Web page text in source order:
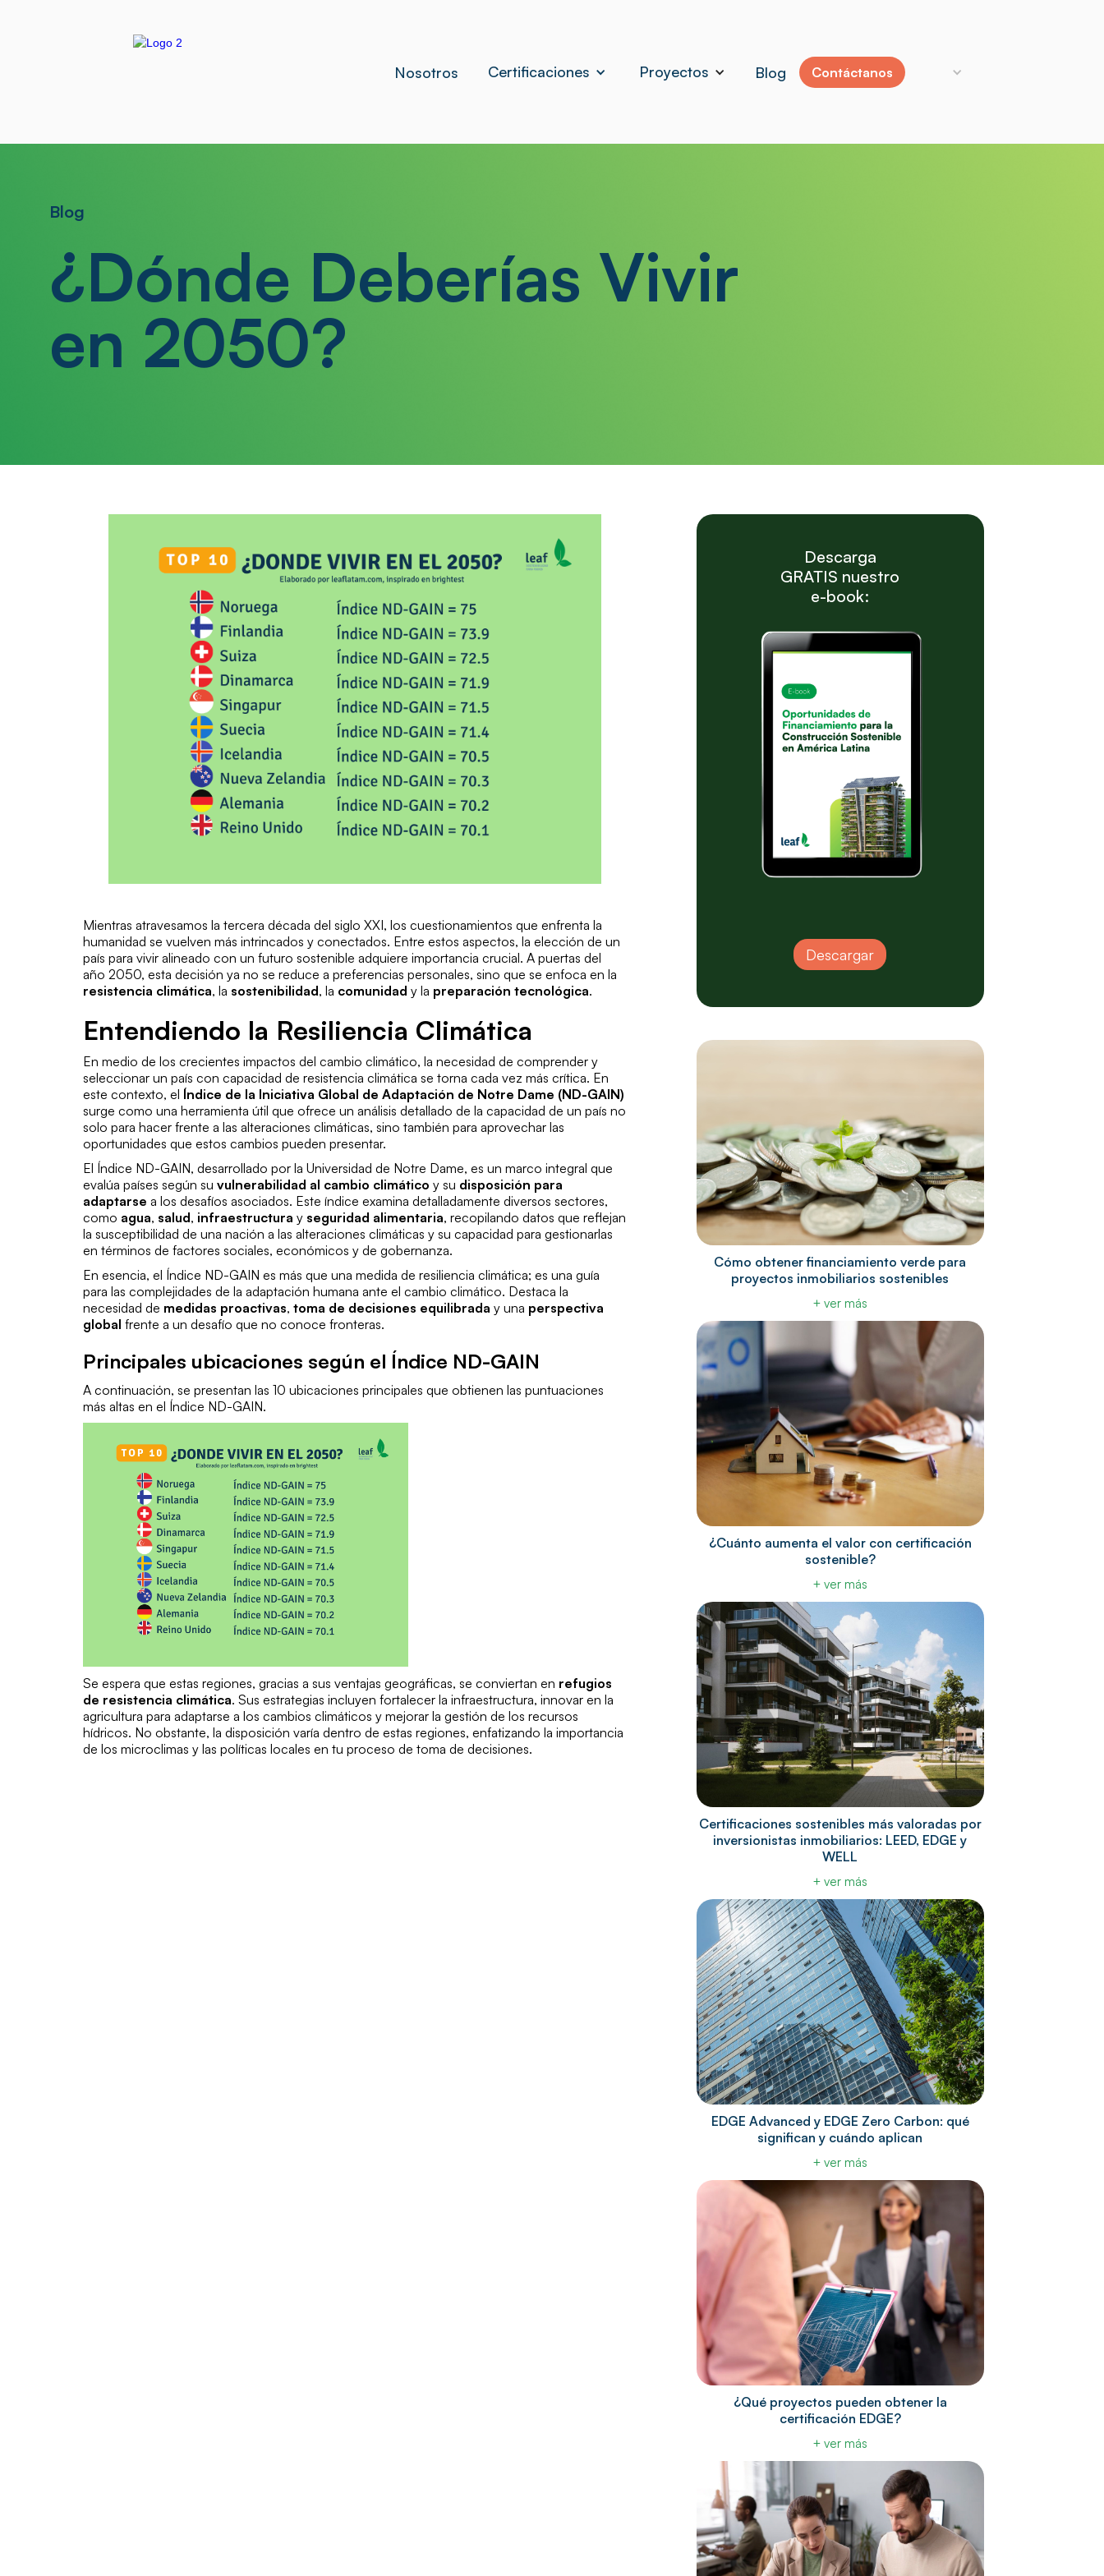
Nosotros Certificaciones Proyectos Blog Contáctanos
Blog
¿Dónde Deberías Vivir
en 2050?
Mientras atravesamos la tercera década del siglo XXI, los cuestionamientos que enfrenta la
humanidad se vuelven más intrincados y conectados. Entre estos aspectos, la elección de un
país para vivir alineado con un futuro sostenible adquiere importancia crucial. A puertas del
año 2050, esta decisión ya no se reduce a preferencias personales, sino que se enfoca en la
resistencia climática, la sostenibilidad, la comunidad y la preparación tecnológica.
Entendiendo la Resiliencia Climática
En medio de los crecientes impactos del cambio climático, la necesidad de comprender y
seleccionar un país con capacidad de resistencia climática se torna cada vez más crítica. En
este contexto, el Índice de la Iniciativa Global de Adaptación de Notre Dame (ND-GAIN)
surge como una herramienta útil que ofrece un análisis detallado de la capacidad de un país no
solo para hacer frente a las alteraciones climáticas, sino también para aprovechar las
oportunidades que estos cambios pueden presentar.
El Índice ND-GAIN, desarrollado por la Universidad de Notre Dame, es un marco integral que
evalúa países según su vulnerabilidad al cambio climático y su disposición para
adaptarse a los desafíos asociados. Este índice examina detalladamente diversos sectores,
como agua, salud, infraestructura y seguridad alimentaria, recopilando datos que reflejan
la susceptibilidad de una nación a las alteraciones climáticas y su capacidad para gestionarlas
en términos de factores sociales, económicos y de gobernanza.
En esencia, el Índice ND-GAIN es más que una medida de resiliencia climática; es una guía
para las complejidades de la adaptación humana ante el cambio climático. Destaca la
necesidad de medidas proactivas, toma de decisiones equilibrada y una perspectiva
global frente a un desafío que no conoce fronteras.
Principales ubicaciones según el Índice ND-GAIN
A continuación, se presentan las 10 ubicaciones principales que obtienen las puntuaciones
más altas en el Índice ND-GAIN.
Se espera que estas regiones, gracias a sus ventajas geográficas, se conviertan en refugios
de resistencia climática. Sus estrategias incluyen fortalecer la infraestructura, innovar en la
agricultura para adaptarse a los cambios climáticos y mejorar la gestión de los recursos
hídricos. No obstante, la disposición varía dentro de estas regiones, enfatizando la importancia
de los microclimas y las políticas locales en tu proceso de toma de decisiones.
Descarga
GRATIS nuestro
e-book:
Descargar
Cómo obtener financiamiento verde para
proyectos inmobiliarios sostenibles
+ ver más
¿Cuánto aumenta el valor con certificación
sostenible?
+ ver más
Certificaciones sostenibles más valoradas por
inversionistas inmobiliarios: LEED, EDGE y
WELL
+ ver más
EDGE Advanced y EDGE Zero Carbon: qué
significan y cuándo aplican
+ ver más
¿Qué proyectos pueden obtener la
certificación EDGE?
+ ver más